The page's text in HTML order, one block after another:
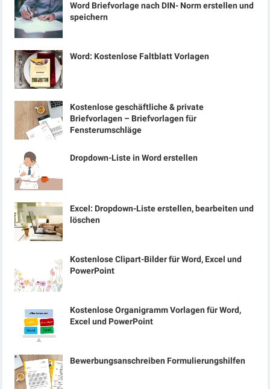
Word Briefvorlage nach DIN- Norm erstellen und
speichern
Word: Kostenlose Faltblatt Vorlagen
Kostenlose geschäftliche & private
Briefvorlagen – Briefvorlagen für
Fensterumschläge
Dropdown-Liste in Word erstellen
Excel: Dropdown-Liste erstellen, bearbeiten und
löschen
Kostenlose Clipart-Bilder für Word, Excel und
PowerPoint
Kostenlose Organigramm Vorlagen für Word,
Excel und PowerPoint
Bewerbungsanschreiben Formulierungshilfen